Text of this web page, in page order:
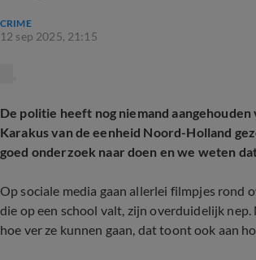
CRIME
12 sep 2025, 21:15
De politie heeft nog niemand
Karakus van de eenheid Noord-Holland
goed onderzoek naar doen en we weten
Op sociale media gaan allerlei filmpjes rond
die op een school valt, zijn overduidelijk
hoe ver ze kunnen gaan, dat toont ook aan